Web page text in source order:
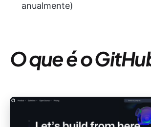
anualmente)
O que é o